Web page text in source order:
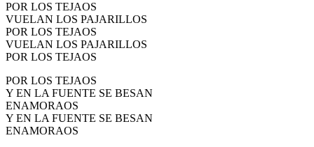
POR LOS TEJAOS
VUELAN LOS PAJARILLOS
POR LOS TEJAOS
VUELAN LOS PAJARILLOS
POR LOS TEJAOS
POR LOS TEJAOS
Y EN LA FUENTE SE BESAN
ENAMORAOS
Y EN LA FUENTE SE BESAN
ENAMORAOS